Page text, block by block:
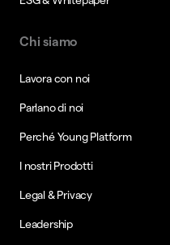
Chi siamo
Lavora con noi
Parlano di noi
Perché Young Platform
I nostri Prodotti
Legal & Privacy
Leadership